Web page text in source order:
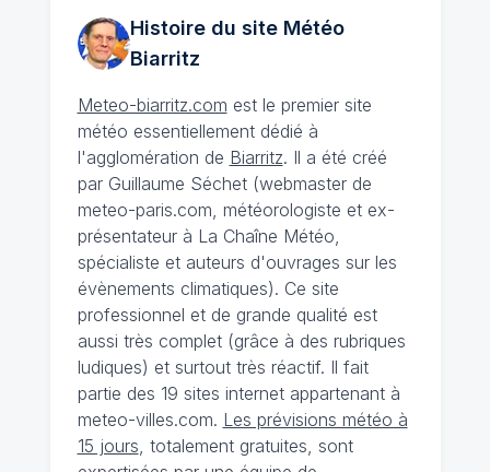
Histoire du site Météo
Biarritz
Meteo-biarritz.com est le premier site
météo essentiellement dédié à
l'agglomération de Biarritz. Il a été créé
par Guillaume Séchet (webmaster de
meteo-paris.com, météorologiste et ex-
présentateur à La Chaîne Météo,
spécialiste et auteurs d'ouvrages sur les
évènements climatiques). Ce site
professionnel et de grande qualité est
aussi très complet (grâce à des rubriques
ludiques) et surtout très réactif. Il fait
partie des 19 sites internet appartenant à
meteo-villes.com. Les prévisions météo à
15 jours, totalement gratuites, sont